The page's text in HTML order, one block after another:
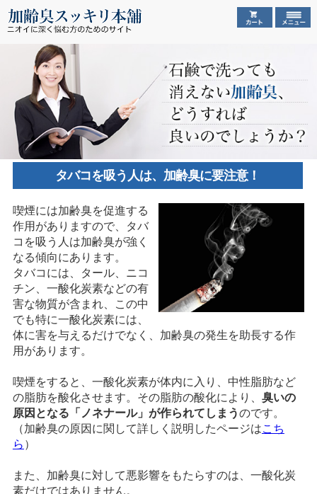
タバコを吸う人は、加齢臭に要注意！
喫煙には加齢臭を促進する
作用がありますので、タバ
コを吸う人は加齢臭が強く
なる傾向にあります。
タバコには、タール、ニコ
チン、一酸化炭素などの有
害な物質が含まれ、この中
でも特に一酸化炭素には、
体に害を与えるだけでなく、加齢臭の発生を助長する作
用があります。
喫煙をすると、一酸化炭素が体内に入り、中性脂肪など
の脂肪を酸化させます。その脂肪の酸化により、 臭いの
原因となる「ノネナール」が作られてしまうのです。
（加齢臭の原因に関して詳しく説明したページはこち
ら ）
また、加齢臭に対して悪影響をもたらすのは、一酸化炭
素だけではありません。